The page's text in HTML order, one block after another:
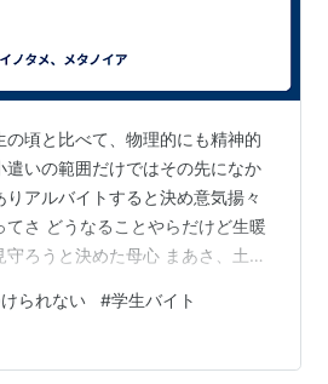
頃と比べて、物理的にも精神的
遣いの範囲だけではその先になか
アルバイトすると決め意気揚々
てさ どうなることやらだけど生暖
ろうと決めた母心 まあさ、土日
られない #学生バイト